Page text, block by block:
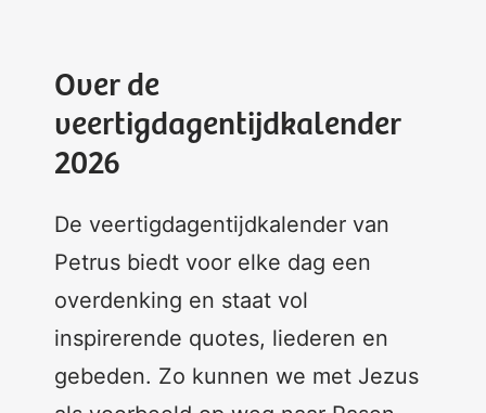
Over de
veertigdagentijdkalender
2026
De veertigdagentijdkalender van
Petrus biedt voor elke dag een
overdenking en staat vol
inspirerende quotes, liederen en
gebeden. Zo kunnen we met Jezus